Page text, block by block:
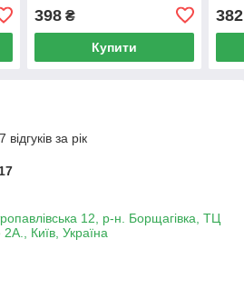
398₴
Купити
382
за рік
12, р-н. Борщагівка, ТЦ
Київ, Україна